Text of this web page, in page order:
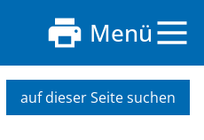
Menü
auf dieser Seite suchen